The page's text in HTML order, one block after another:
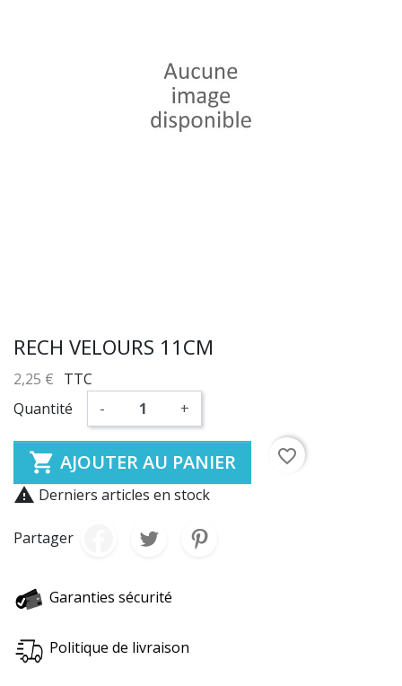
RECH VELOURS 11CM
2,25 € TTC
Quantité
- +
 AJOUTER AU PANIER
favorite_border
 Derniers articles en stock
Partager
Garanties sécurité
Politique de livraison